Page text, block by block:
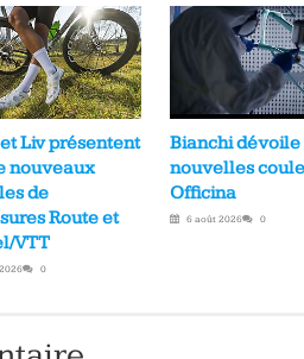
Liv présentent
nouveaux
de
Route et
VTT
0
Bianchi dévoile
nouvelles
Officina
6 août 2026 0